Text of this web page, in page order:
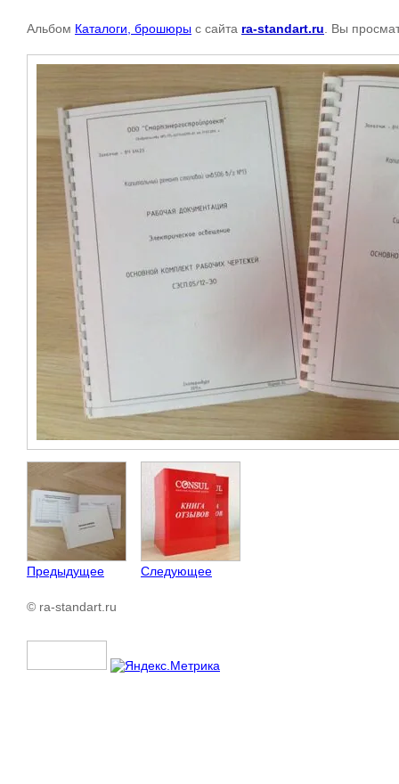
Альбом Каталоги, брошюры с сайта ra-standart.ru . Вы
Предыдущее Следующее
© ra-standart.ru